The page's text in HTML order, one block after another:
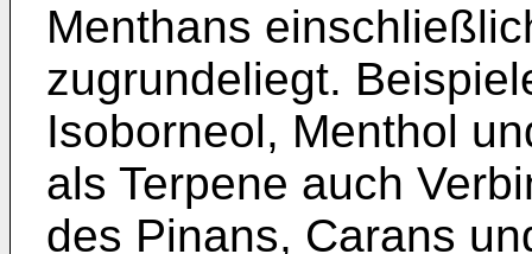
Menthans
zugrundeliegt.
Isoborneol, Menthol
als Terpene auch
des Pinans, Carans